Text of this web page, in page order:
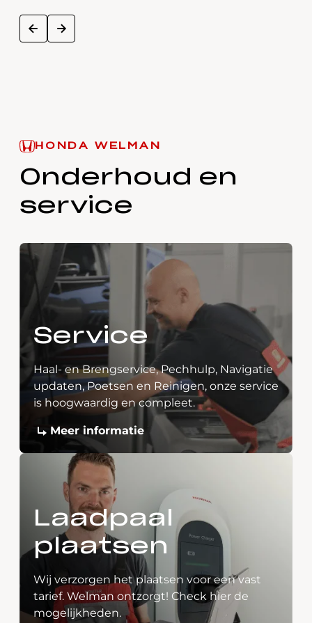
prev next
HONDA WELMAN
Onderhoud en
service
Service
Haal- en Brengservice, Pechhulp, Navigatie
updaten, Poetsen en Reinigen, onze service
is hoogwaardig en compleet.
Meer informatie
Laadpaal
plaatsen
Wij verzorgen het plaatsen voor een vast
tarief. Welman ontzorgt! Check hier de
mogelijkheden.